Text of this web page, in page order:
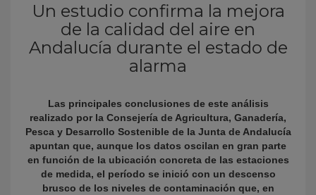
Un estudio confirma la mejora
de la calidad del aire en
Andalucía durante el estado de
alarma
Las principales conclusiones de este análisis
realizado por la Consejería de Agricultura, Ganadería,
Pesca y Desarrollo Sostenible de la Junta de Andalucía
apuntan que, aunque los datos oscilan en gran parte
en función de la ubicación concreta de las estaciones
de medida, el período se inició con un descenso
brusco de los niveles de contaminación que, en